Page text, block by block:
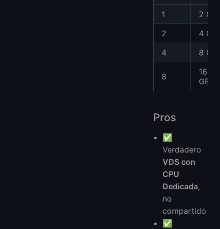
1
2 GB
2
4 GB
4
8 GB
8
16
GB
Pros
✅
Verdadero
VDS con
CPU
Dedicada,
no
compartido
✅